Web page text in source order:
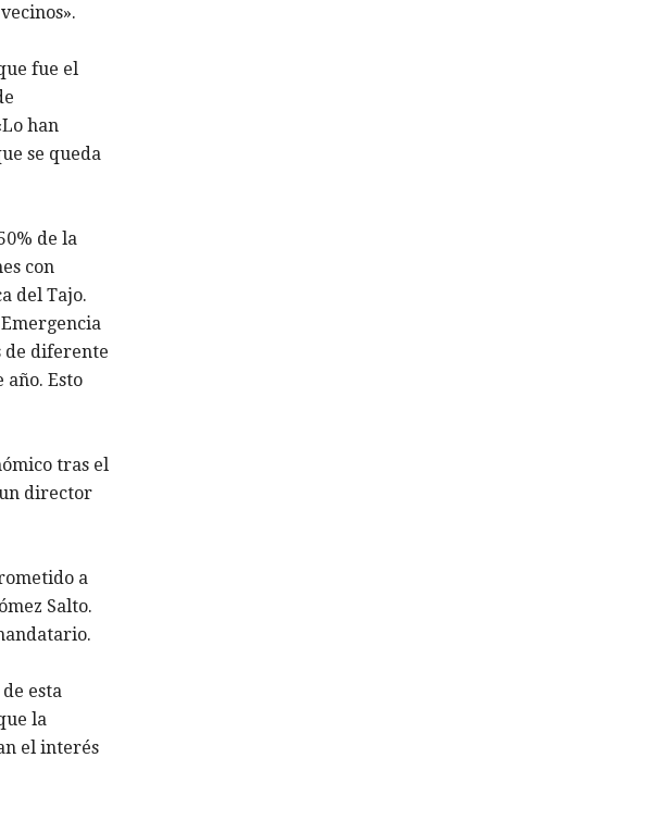
fue el
han
se queda
de la
con
del Tajo.
de diferente
Esto
tras el
director
a
Salto.
esta
la
el interés